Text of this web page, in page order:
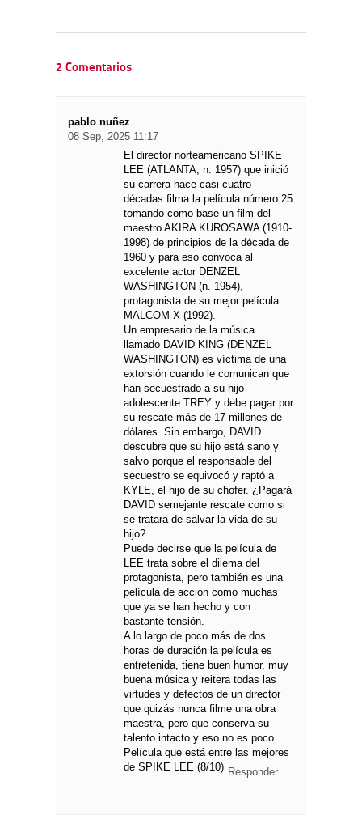
2 Comentarios
pablo nuñez
08 Sep, 2025 11:17
El director norteamericano SPIKE
LEE (ATLANTA, n. 1957) que inició
su carrera hace casi cuatro
décadas filma la película número 25
tomando como base un film del
maestro AKIRA KUROSAWA (1910-
1998) de principios de la década de
1960 y para eso convoca al
excelente actor DENZEL
WASHINGTON (n. 1954),
protagonista de su mejor película
MALCOM X (1992).
Un empresario de la música
llamado DAVID KING (DENZEL
WASHINGTON) es víctima de una
extorsión cuando le comunican que
han secuestrado a su hijo
adolescente TREY y debe pagar por
su rescate más de 17 millones de
dólares. Sin embargo, DAVID
descubre que su hijo está sano y
salvo porque el responsable del
secuestro se equivocó y raptó a
KYLE, el hijo de su chofer. ¿Pagará
DAVID semejante rescate como si
se tratara de salvar la vida de su
hijo?
Puede decirse que la película de
LEE trata sobre el dilema del
protagonista, pero también es una
película de acción como muchas
que ya se han hecho y con
bastante tensión.
A lo largo de poco más de dos
horas de duración la película es
entretenida, tiene buen humor, muy
buena música y reitera todas las
virtudes y defectos de un director
que quizás nunca filme una obra
maestra, pero que conserva su
talento intacto y eso no es poco.
Película que está entre las mejores
de SPIKE LEE (8/10) Responder